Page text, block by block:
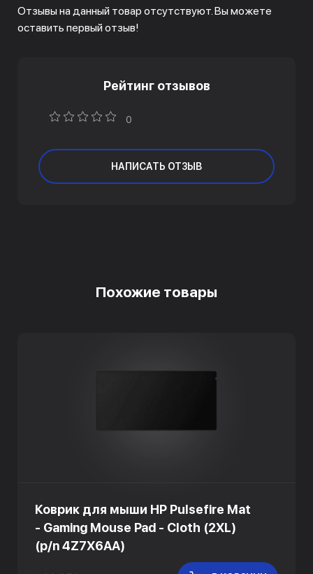
Отзывы на данный товар отсутствуют. Вы можете
оставить первый отзыв!
Рейтинг отзывов
0
НАПИСАТЬ ОТЗЫВ
Похожие товары
Коврик для мыши HP Pulsefire Mat
- Gaming Mouse Pad - Cloth (2XL)
(p/n 4Z7X6AA)